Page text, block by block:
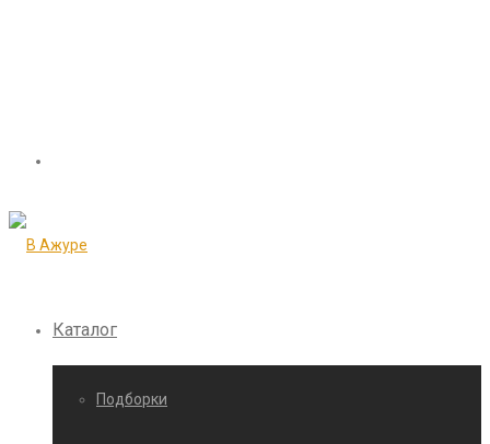
Каталог
Подборки